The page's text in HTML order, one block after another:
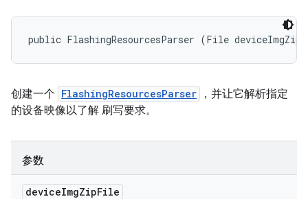
public FlashingResourcesParser (File
创建一个 FlashingResourcesParser
，并让它解析指定
的设备映像以了解 刷写要求。
参数
deviceImgZipFile